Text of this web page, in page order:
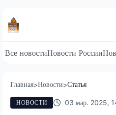
Все новостиНовости России
Главная>Новости>Статья
НОВОСТИ 03 мар. 2025,